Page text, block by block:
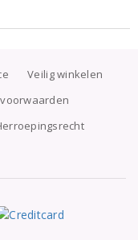
Veilig winkelen